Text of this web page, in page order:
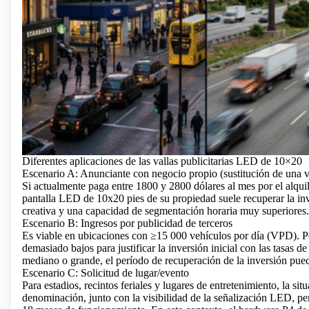
Diferentes aplicaciones de las vallas publicitarias LED de 10×20
Escenario A: Anunciante con negocio propio (sustitución de una
Si actualmente paga entre 1800 y 2800 dólares al mes por el
pantalla LED de 10x20 pies de su propiedad suele recuperar la
creativa y una capacidad de segmentación horaria muy superiores.
Escenario B: Ingresos por publicidad de terceros
Es viable en ubicaciones con ≥15 000 vehículos por día (VPD).
demasiado bajos para justificar la inversión inicial con las tasas
mediano o grande, el período de recuperación de la inversión
Escenario C: Solicitud de lugar/evento
Para estadios, recintos feriales y lugares de entretenimiento, la
denominación, junto con la visibilidad de la señalización LED,